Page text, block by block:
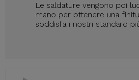
Le saldature vengono poi
mano per ottenere una
soddisfa i nostri standard